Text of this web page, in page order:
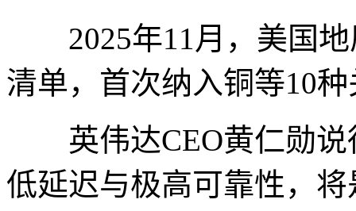
2025年11月，美国地
清单，首次纳入铜等10
英伟达CEO黄仁勋说
低延迟与极高可靠性，